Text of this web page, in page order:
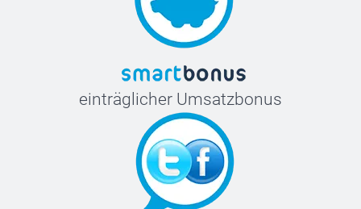
einträglicher Umsatzbonus